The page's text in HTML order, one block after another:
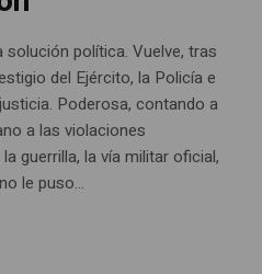
solución política. Vuelve, tras
del Ejército, la Policía e
Poderosa, contando a
a las violaciones
guerrilla, la vía militar oficial,
le puso...